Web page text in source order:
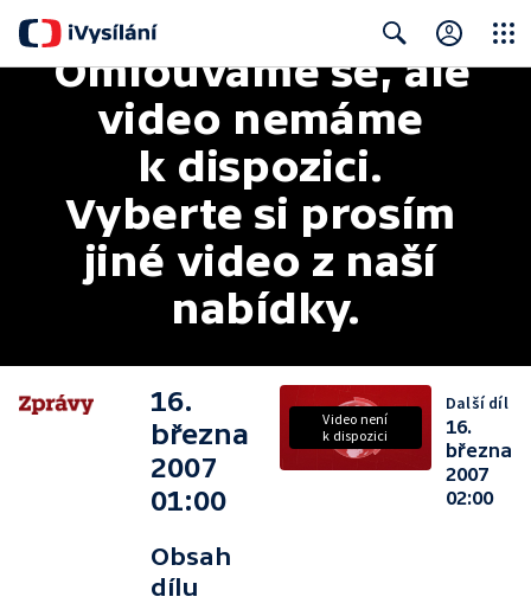
Search
Omlouváme se, ale
video nemáme
k dispozici.
Vyberte si prosím
jiné video z naší
nabídky.
16.
března
2007
01:00
Obsah
dílu
Video není
k dispozici
Další díl
16.
března
2007
02:00